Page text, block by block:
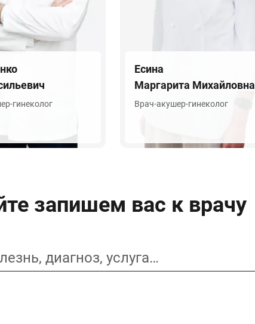
гинеколог
Есина
Маргарита Михайловна
Врач-акушер-гинеколог
запишем вас к врачу
диагноз, услуга…